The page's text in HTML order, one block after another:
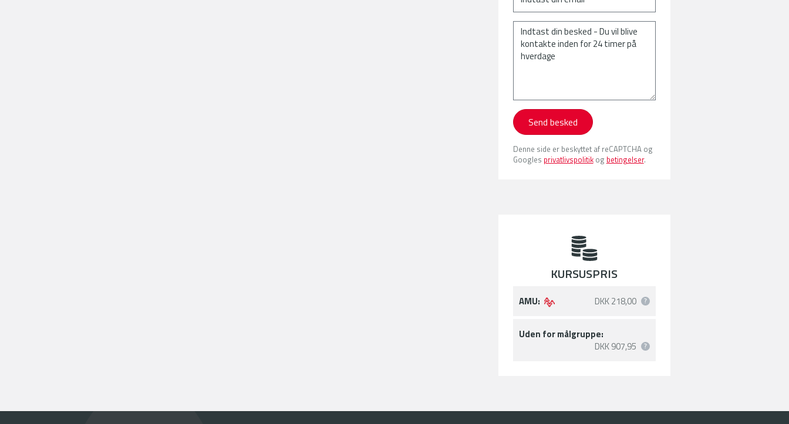
Send besked
Denne side er beskyttet af reCAPTCHA og
Googles privatlivspolitikog betingelser.
KURSUSPRIS
AMU: DKK 218,00
Uden for målgruppe:
DKK 907,95